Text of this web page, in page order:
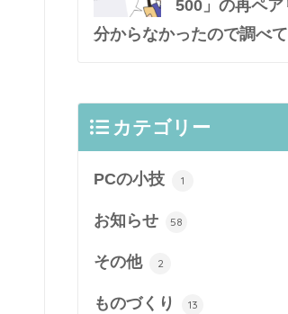
500」の再ペ
分からなかったので調べ
カテゴリー
PCの小技 1
お知らせ 58
その他 2
ものづくり 13